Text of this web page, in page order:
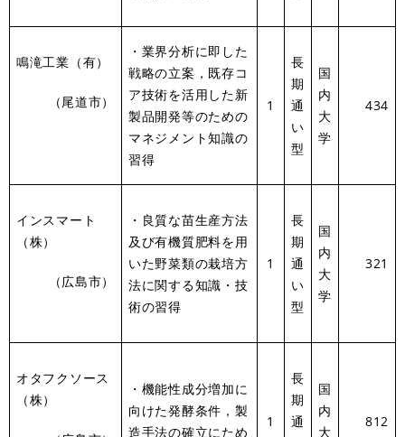
鳴滝工業（有）
（尾道市）
・業界分析に即した
戦略の立案，既存コ
ア技術を活用した新
製品開発等のための
マネジメント知識の
習得
1
長
期
通
い
型
国
内
大
学
434
インスマート
（株）
（広島市）
・良質な苗生産方法
及び有機質肥料を用
いた野菜類の栽培方
法に関する知識・技
術の習得
1
長
期
通
い
型
国
内
大
学
321
オタフクソース
（株）
・機能性成分増加に
向けた発酵条件，製
造手法の確立にため
1
長
期
通
国
内
大
812